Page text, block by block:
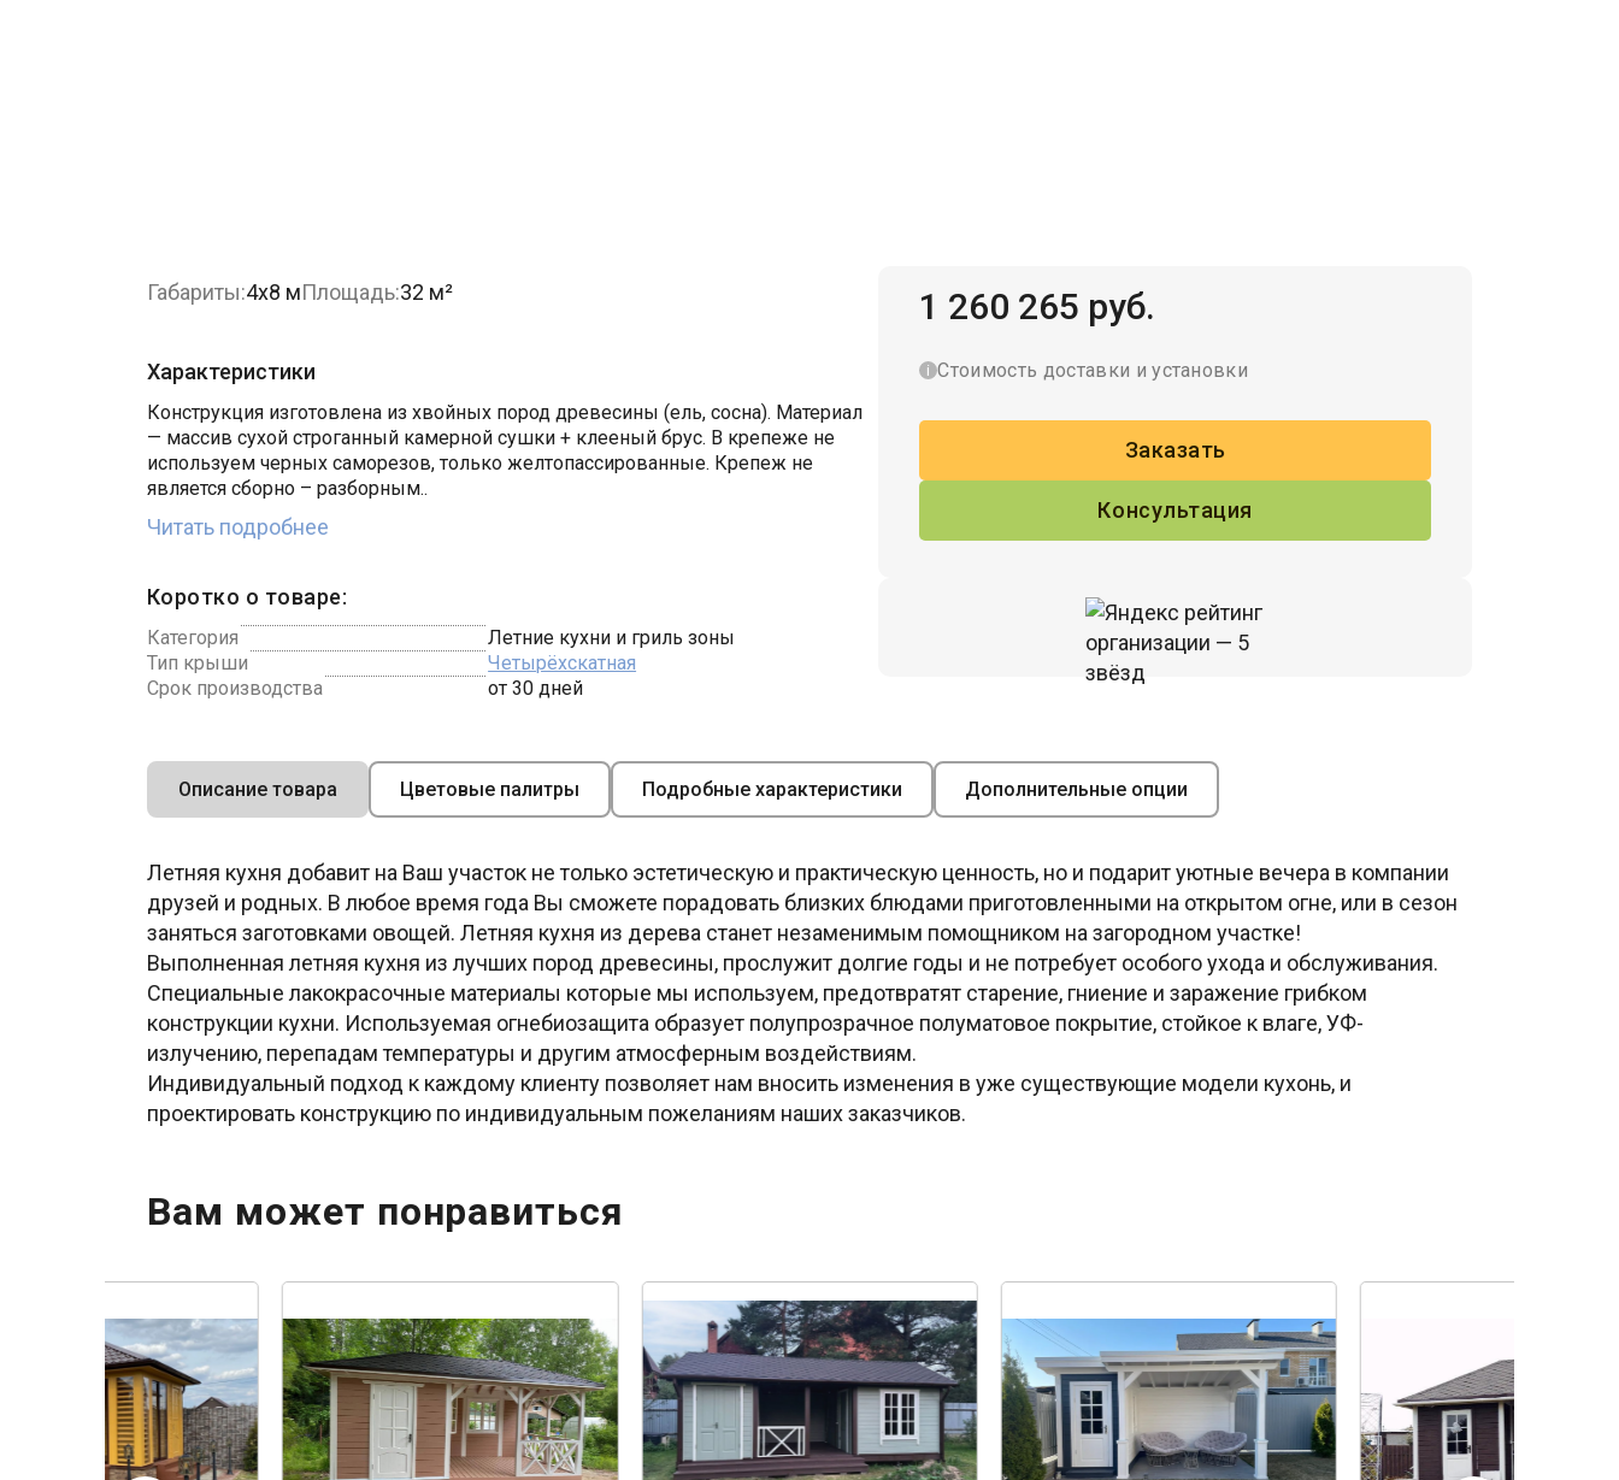
Габариты:4х8 мПлощадь:32 м²
Характеристики
Конструкция изготовлена из хвойных пород древесины (ель, сосна). Материал
— массив сухой строганный камерной сушки + клееный брус. В крепеже не
используем черных саморезов, только желтопассированные. Крепеж не
является сборно – разборным..
Читать подробнее
Коротко о товаре:
Категория
Летние кухни и гриль зоны
Тип крыши
Четырёхскатная
Срок производства
от 30 дней
1 260 265 руб.
Стоимость доставки и установки
Заказать
Консультация
Описание товара Цветовые палитры Подробные характеристики Дополнительные опции
Летняя кухня добавит на Ваш участок не только эстетическую и практическую ценность, но и подарит уютные вечера в компании
друзей и родных. В любое время года Вы сможете порадовать близких блюдами приготовленными на открытом огне, или в сезон
заняться заготовками овощей. Летняя кухня из дерева станет незаменимым помощником на загородном участке!
Выполненная летняя кухня из лучших пород древесины, прослужит долгие годы и не потребует особого ухода и обслуживания.
Специальные лакокрасочные материалы которые мы используем, предотвратят старение, гниение и заражение грибком
конструкции кухни. Используемая огнебиозащита образует полупрозрачное полуматовое покрытие, стойкое к влаге, УФ-
излучению, перепадам температуры и другим атмосферным воздействиям.
Индивидуальный подход к каждому клиенту позволяет нам вносить изменения в уже существующие модели кухонь, и
проектировать конструкцию по индивидуальным пожеланиям наших заказчиков.
Вам может понравиться